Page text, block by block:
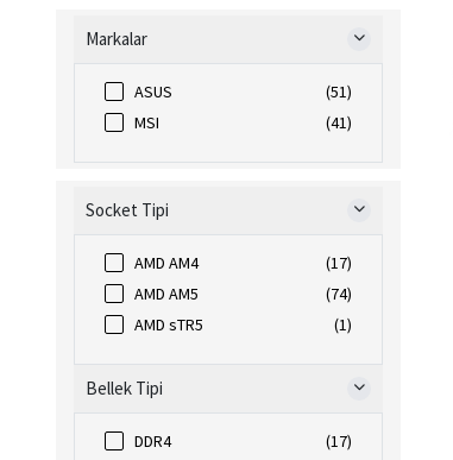
Markalar
ASUS
(51)
MSI
(41)
Socket Tipi
AMD AM4
(17)
AMD AM5
(74)
AMD sTR5
(1)
Bellek Tipi
DDR4
(17)